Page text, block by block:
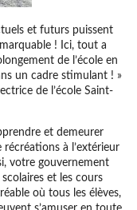
et futurs puissent
! Ici, tout a
de l’école en
un cadre stimulant ! »
de l’école Saint-
et demeurer
à l’extérieur
votre gouvernement
et les cours
où tous les élèves,